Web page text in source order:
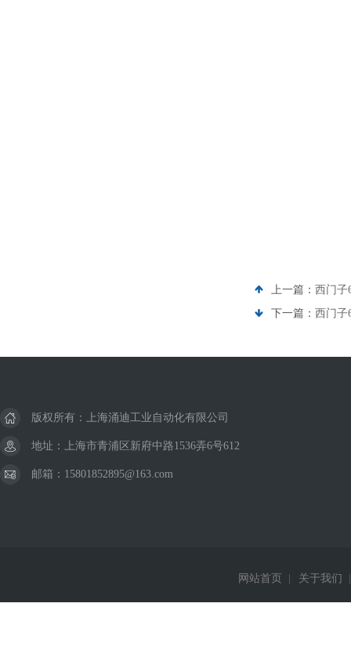
上一篇： 西门子
下一篇： 西门子
版权所有：上海涌迪工业自动化有限公司
地址：上海市青浦区新府中路1536弄6号612
邮箱：15801852895@163.com
网站首页 关于我们